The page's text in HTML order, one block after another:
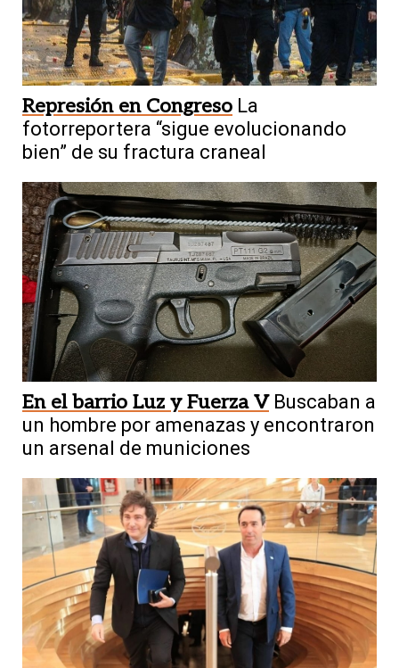
Represión en Congreso La
fotorreportera “sigue evolucionando
bien” de su fractura craneal
En el barrio Luz y Fuerza V Buscaban a
un hombre por amenazas y encontraron
un arsenal de municiones